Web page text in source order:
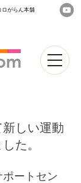
ロがらん本舗
しい運動
た。
ートセン